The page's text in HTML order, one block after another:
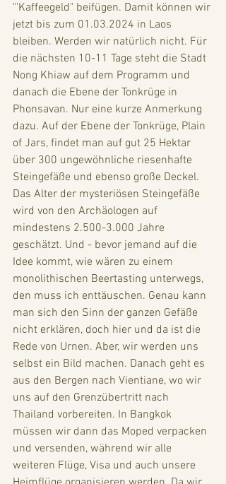
"'Kaffeegeld" beifügen. Damit können wir
jetzt bis zum 01.03.2024 in Laos
bleiben. Werden wir natürlich nicht. Für
die nächsten 10-11 Tage steht die Stadt
Nong Khiaw auf dem Programm und
danach die Ebene der Tonkrüge in
Phonsavan. Nur eine kurze Anmerkung
dazu. Auf der Ebene der Tonkrüge, Plain
of Jars, findet man auf gut 25 Hektar
über 300 ungewöhnliche riesenhafte
Steingefäße und ebenso große Deckel.
Das Alter der mysteriösen Steingefäße
wird von den Archäologen auf
mindestens 2.500-3.000 Jahre
geschätzt. Und - bevor jemand auf die
Idee kommt, wie wären zu einem
monolithischen Beertasting unterwegs,
den muss ich enttäuschen. Genau kann
man sich den Sinn der ganzen Gefäße
nicht erklären, doch hier und da ist die
Rede von Urnen. Aber, wir werden uns
selbst ein Bild machen. Danach geht es
aus den Bergen nach Vientiane, wo wir
uns auf den Grenzübertritt nach
Thailand vorbereiten. In Bangkok
müssen wir dann das Moped verpacken
und versenden, während wir alle
weiteren Flüge, Visa und auch unsere